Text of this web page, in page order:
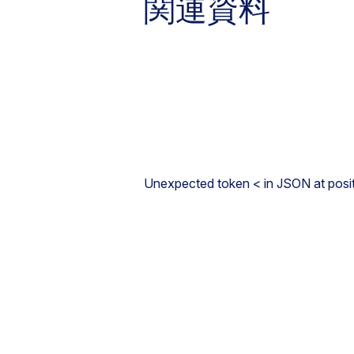
関連資料
Unexpected token < in JSON at